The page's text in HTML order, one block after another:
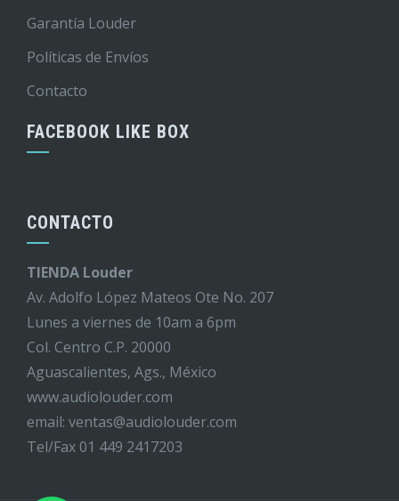
Garantía Louder
Políticas de Envíos
Contacto
FACEBOOK LIKE BOX
CONTACTO
TIENDA Louder
Av. Adolfo López Mateos Ote No. 207
Lunes a viernes de 10am a 6pm
Col. Centro C.P. 20000
Aguascalientes, Ags., México
www.audiolouder.com
email: ventas@audiolouder.com
Tel/Fax 01 449 2417203